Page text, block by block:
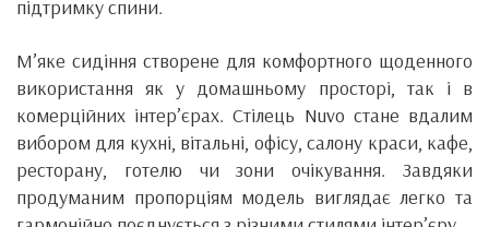
підтримку спини.
М’яке сидіння створене для комфортного щоденного
використання як у домашньому просторі, так і в
комерційних інтер’єрах. Стілець Nuvo стане вдалим
вибором для кухні, вітальні, офісу, салону краси, кафе,
ресторану, готелю чи зони очікування. Завдяки
продуманим пропорціям модель виглядає легко та